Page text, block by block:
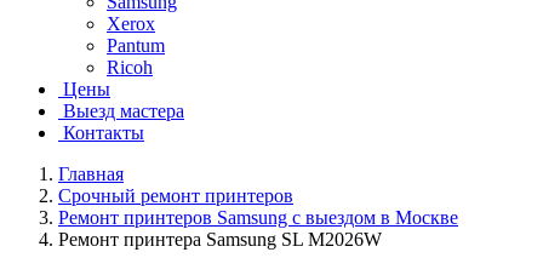
Xerox
Pantum
Ricoh
Цены
Выезд мастера
Контакты
Главная
Срочный ремонт принтеров
Ремонт принтеров Samsung с выездом в Москве
Ремонт принтера Samsung SL M2026W